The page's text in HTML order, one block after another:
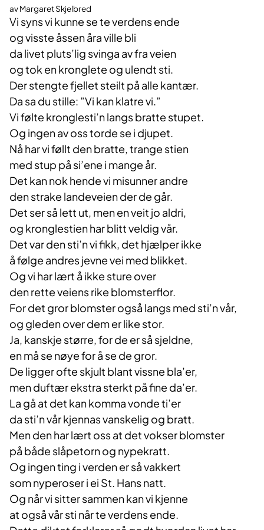
av Margaret Skjelbred
Vi syns vi kunne se te verdens ende
og visste åssen åra ville bli
da livet pluts’lig svinga av fra veien
og tok en kronglete og ulendt sti.
Der stengte fjellet steilt på alle kantær.
Da sa du stille: ”Vi kan klatre vi.”
Vi følte kronglesti’n langs bratte stupet.
Og ingen av oss torde se i djupet.
Nå har vi føllt den bratte, trange stien
med stup på si’ene i mange år.
Det kan nok hende vi misunner andre
den strake landeveien der de går.
Det ser så lett ut, men en veit jo aldri,
og kronglestien har blitt veldig vår.
Det var den sti’n vi fikk, det hjælper ikke
å følge andres jevne vei med blikket.
Og vi har lært å ikke sture over
den rette veiens rike blomsterflor.
For det gror blomster også langs med sti’n vår,
og gleden over dem er like stor.
Ja, kanskje større, for de er så sjeldne,
en må se nøye for å se de gror.
De ligger ofte skjult blant vissne bla’er,
men duftær ekstra sterkt på fine da’er.
La gå at det kan komma vonde ti’er
da sti’n vår kjennas vanskelig og bratt.
Men den har lært oss at det vokser blomster
på både slåpetorn og nypekratt.
Og ingen ting i verden er så vakkert
som nyperoser i ei St. Hans natt.
Og når vi sitter sammen kan vi kjenne
at også vår sti når te verdens ende.